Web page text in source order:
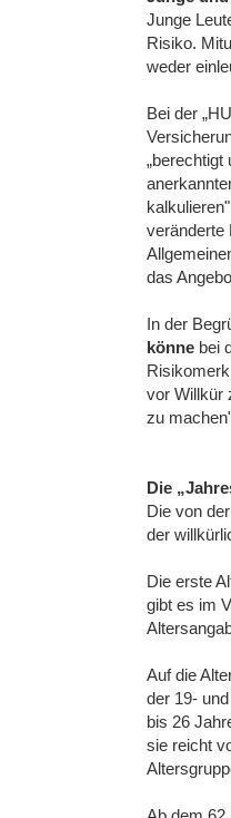
Junge
Risiko.
weder
Bei der
„berechtigt
veränderte
das
In der
könne bei
vor Willkür
zu
Die
Die von
der
Die erste
gibt es im
Auf die
der 19-
bis 26
sie reicht